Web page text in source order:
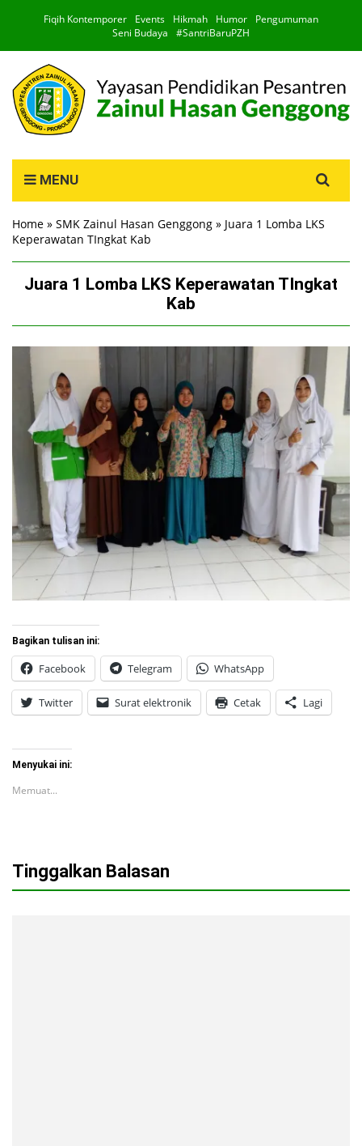
Fiqih Kontemporer Events Hikmah Humor
Pengumuman
Seni Budaya
#SantriBaruPZH
MENU
for:
Home » SMK Zainul Hasan Genggong » Juara 1 Lomba LKS
Keperawatan TIngkat Kab
Juara 1 Lomba LKS Keperawatan TIngkat
Kab
Bagikan tulisan ini:
Facebook Telegram WhatsApp
Twitter Surat elektronik Cetak Lagi
Menyukai ini:
Memuat...
Tinggalkan Balasan